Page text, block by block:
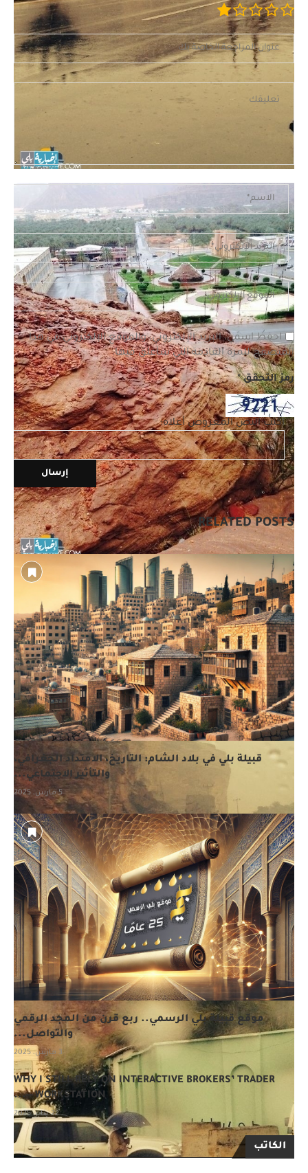
احفظ اسمي، البريد الإلكتروني، والموقع الإلكتروني في هذا
المتصفح للمرة القادمة التي سأعلق فيها.
رمز التحقق*
اكتب النص المعروض أعلاه:
RELATED POSTS
قبيلة بلي في بلاد الشام: التاريخ، الامتداد الجغرافي،
والتأثير الاجتماعي...
5 مارس، 2025
موقع قبيلة بلي الرسمي.. ربع قرن من المجد الرقمي
والتواصل...
3 مارس، 2025
WHY I STILL RELY ON INTERACTIVE BROKERS’ TRADER
WORKSTATION —...
22 يناير، 2025
الكاتب